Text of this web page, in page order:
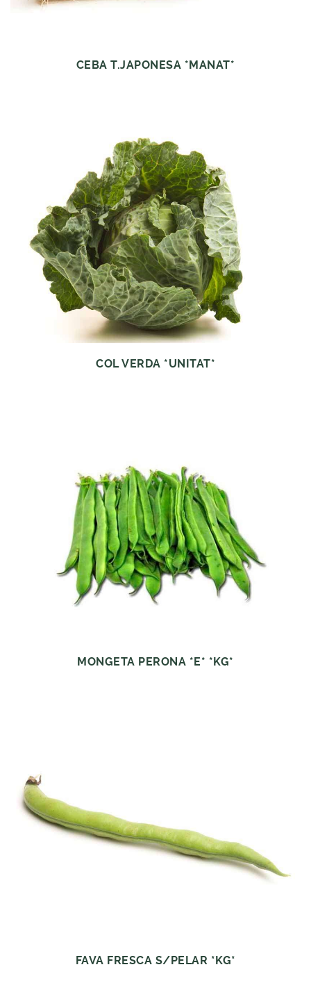
CEBA T.JAPONESA *MANAT*
COL VERDA *UNITAT*
MONGETA PERONA *E* *KG*
FAVA FRESCA S/PELAR *KG*